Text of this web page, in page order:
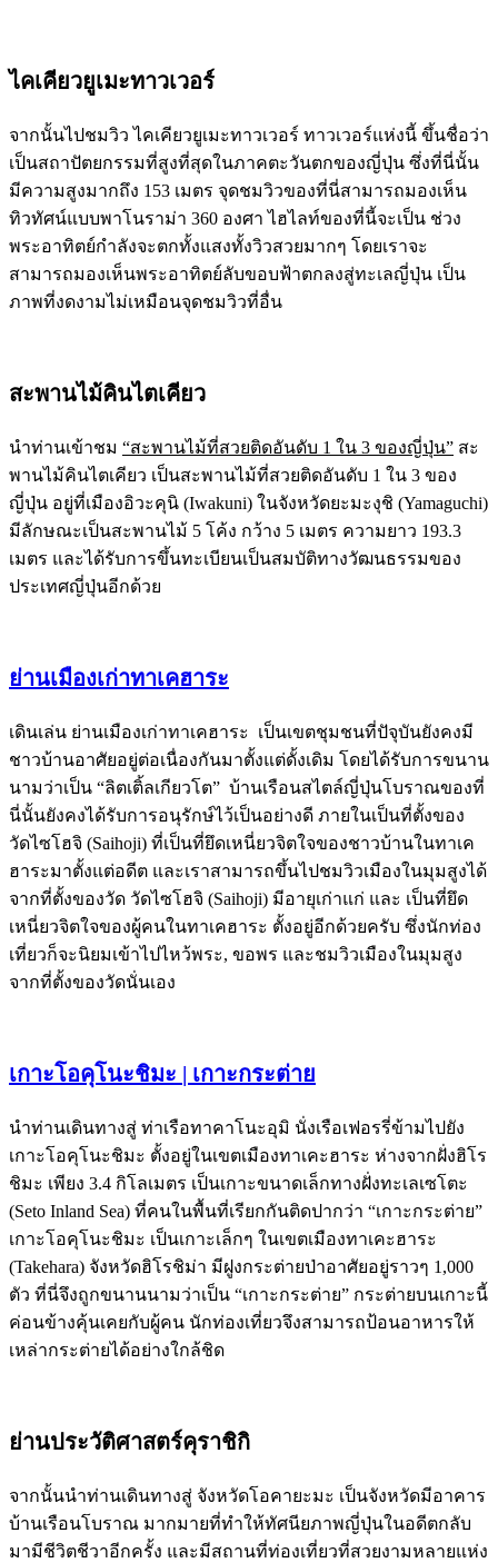
ไคเคียวยูเมะทาวเวอร์
จากนั้นไปชมวิว ไคเคียวยูเมะทาวเวอร์ ทาวเวอร์แห่งนี้ ขึ้นชื่อว่า
เป็นสถาปัตยกรรมที่สูงที่สุดในภาคตะวันตกของญี่ปุ่น ซึ่งที่นี่นั้น
มีความสูงมากถึง 153 เมตร จุดชมวิวของที่นี่สามารถมองเห็น
ทิวทัศน์แบบพาโนราม่า 360 องศา ไฮไลท์ของที่นี้จะเป็น ช่วง
พระอาทิตย์กำลังจะตกทั้งแสงทั้งวิวสวยมากๆ โดยเราจะ
สามารถมองเห็นพระอาทิตย์ลับขอบฟ้าตกลงสู่ทะเลญี่ปุ่น เป็น
ภาพที่งดงามไม่เหมือนจุดชมวิวที่อื่น
สะพานไม้คินไตเคียว
นำท่านเข้าชม “สะพานไม้ที่สวยติดอันดับ 1 ใน 3 ของญี่ปุ่น” สะ
พานไม้คินไตเคียว เป็นสะพานไม้ที่สวยติดอันดับ 1 ใน 3 ของ
ญี่ปุ่น อยู่ที่เมืองอิวะคุนิ (Iwakuni) ในจังหวัดยะมะงุชิ (Yamaguchi)
มีลักษณะเป็นสะพานไม้ 5 โค้ง กว้าง 5 เมตร ความยาว 193.3
เมตร และได้รับการขึ้นทะเบียนเป็นสมบัติทางวัฒนธรรมของ
ประเทศญี่ปุ่นอีกด้วย
ย่านเมืองเก่าทาเคฮาระ
เดินเล่น ย่านเมืองเก่าทาเคฮาระ เป็นเขตชุมชนที่ปัจุบันยังคงมี
ชาวบ้านอาศัยอยู่ต่อเนื่องกันมาตั้งแต่ดั้งเดิม โดยได้รับการขนาน
นามว่าเป็น “ลิตเติ้ลเกียวโต” บ้านเรือนสไตล์ญี่ปุ่นโบราณของที่
นี่นั้นยังคงได้รับการอนุรักษ์ไว้เป็นอย่างดี ภายในเป็นที่ตั้งของ
วัดไซโฮจิ (Saihoji) ที่เป็นที่ยึดเหนี่ยวจิตใจของชาวบ้านในทาเค
ฮาระมาตั้งแต่อดีต และเราสามารถขึ้นไปชมวิวเมืองในมุมสูงได้
จากที่ตั้งของวัด วัดไซโฮจิ (Saihoji) มีอายุเก่าแก่ และ เป็นที่ยึด
เหนี่ยวจิตใจของผู้คนในทาเคฮาระ ตั้งอยู่อีกด้วยครับ ซึ่งนักท่อง
เที่ยวก็จะนิยมเข้าไปไหว้พระ, ขอพร และชมวิวเมืองในมุมสูง
จากที่ตั้งของวัดนั่นเอง
เกาะโอคุโนะชิมะ | เกาะกระต่าย
นำท่านเดินทางสู่ ท่าเรือทาคาโนะอุมิ นั่งเรือเฟอรรี่ข้ามไปยัง
เกาะโอคุโนะชิมะ ตั้งอยู่ในเขตเมืองทาเคะฮาระ ห่างจากฝั่งฮิโร
ชิมะ เพียง 3.4 กิโลเมตร เป็นเกาะขนาดเล็กทางฝั่งทะเลเซโตะ
(Seto Inland Sea) ที่คนในพื้นที่เรียกกันติดปากว่า “เกาะกระต่าย”
เกาะโอคุโนะชิมะ เป็นเกาะเล็กๆ ในเขตเมืองทาเคะฮาระ
(Takehara) จังหวัดฮิโรชิม่า มีฝูงกระต่ายป่าอาศัยอยู่ราวๆ 1,000
ตัว ที่นี่จึงถูกขนานนามว่าเป็น “เกาะกระต่าย” กระต่ายบนเกาะนี้
ค่อนข้างคุ้นเคยกับผู้คน นักท่องเที่ยวจึงสามารถป้อนอาหารให้
เหล่ากระต่ายได้อย่างใกล้ชิด
ย่านประวัติศาสตร์คุราชิกิ
จากนั้นนำท่านเดินทางสู่ จังหวัดโอคายะมะ เป็นจังหวัดมีอาคาร
บ้านเรือนโบราณ มากมายที่ทำให้ทัศนียภาพญี่ปุ่นในอดีตกลับ
มามีชีวิตชีวาอีกครั้ง และมีสถานที่ท่องเที่ยวที่สวยงามหลายแห่ง